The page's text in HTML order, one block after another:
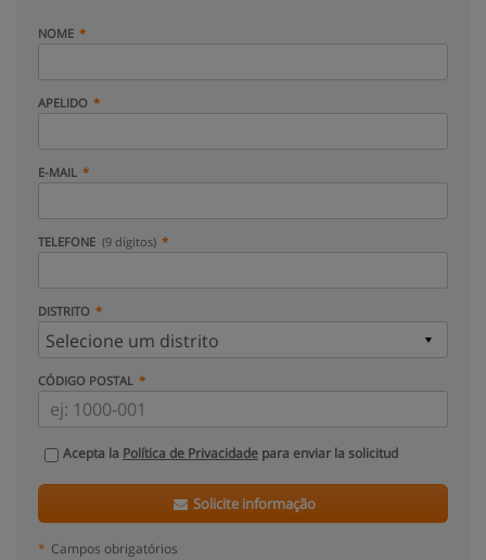
NOME
APELIDO
E-MAIL
TELEFONE (9 dígitos)
DISTRITO
CÓDIGO POSTAL
Acepta la Política de Privacidade para enviar la solicitud
Solicite informação
* Campos obrigatórios